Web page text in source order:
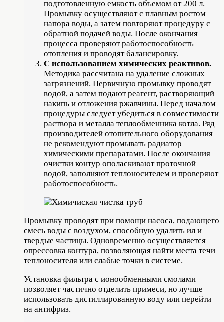
подготовленную емкость объемом от 200 л.
Промывку осуществляют с плавным ростом
напора воды, а затем повторяют процедуру с
обратной подачей воды. После окончания
процесса проверяют работоспособность
отопления и проводят балансировку.
С использованием химических реактивов.
Методика рассчитана на удаление сложных
загрязнений. Первичную промывку проводят
водой, а затем подают реагент, растворяющий
накипь и отложения ржавчины. Перед началом
процедуры следует убедиться в совместимости
раствора и металла теплообменника котла. Ряд
производителей отопительного оборудования
не рекомендуют промывать радиатор
химическими препаратами. После окончания
очистки контур ополаскивают проточной
водой, заполняют теплоносителем и проверяют
работоспособность.
Промывку проводят при помощи насоса, подающего
смесь воды с воздухом, способную удалить ил и
твердые частицы. Одновременно осуществляется
опрессовка контура, позволяющая найти места течи
теплоносителя или слабые точки в системе.
Установка фильтра с ионообменными смолами
позволяет частично отделить примеси, но лучше
использовать дистиллированную воду или перейти
на антифриз.